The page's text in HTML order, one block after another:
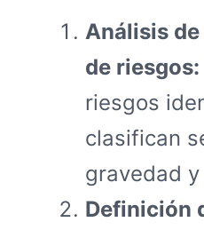
Análisis
de riesgos:
riesgos
clasifican
gravedad
Definición